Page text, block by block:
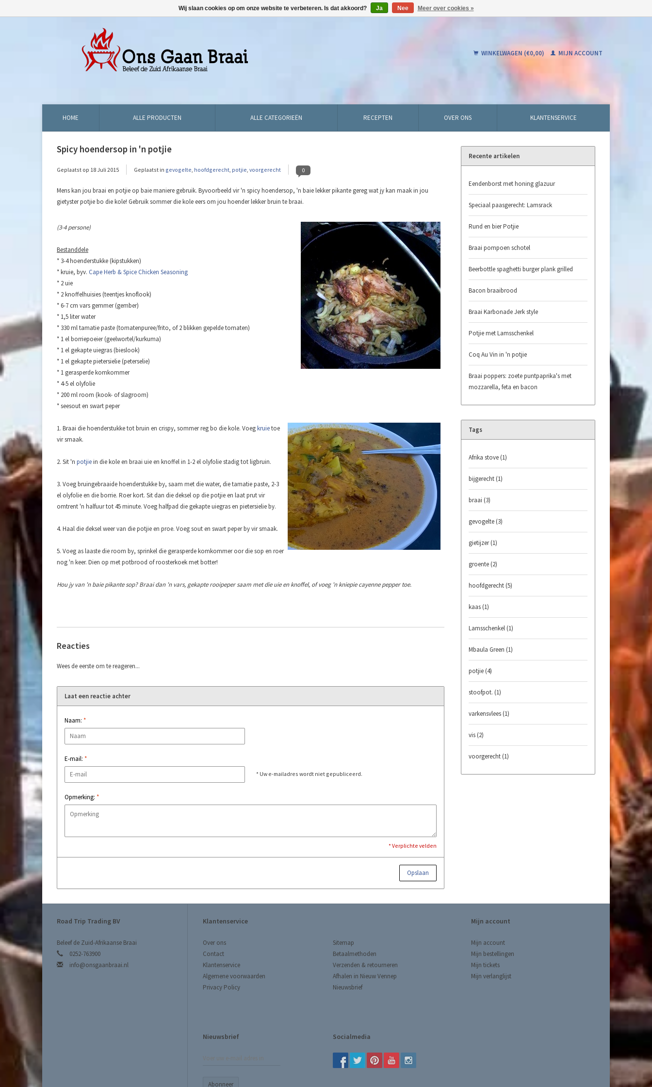
WINKELWAGEN (€0,00) MIJN ACCOUNT
HOME ALLE PRODUCTEN ALLE CATEGORIEËN RECEPTEN OVER ONS KLANTENSERVICE
Spicy hoendersop in 'n potjie
Geplaatst op 18 Juli 2015 Geplaatst in gevogelte, hoofdgerecht, potjie, voorgerecht 0
Mens kan jou braai en potjie op baie maniere gebruik. Byvoorbeeld vir 'n spicy hoendersop, 'n baie lekker pikante gereg wat jy kan maak in jou
gietyster potjie bo die kole! Gebruik sommer die kole eers om jou hoender lekker bruin te braai.
(3-4 persone)
Bestanddele
* 3-4 hoenderstukke (kipstukken)
* kruie, byv. Cape Herb & Spice Chicken Seasoning
* 2 uie
* 2 knoffelhuisies (teentjes knoflook)
* 6-7 cm vars gemmer (gember)
* 1,5 liter water
* 330 ml tamatie paste (tomatenpuree/frito, of 2 blikken gepelde tomaten)
* 1 el borriepoeier (geelwortel/kurkuma)
* 1 el gekapte uiegras (bieslook)
* 1 el gekapte pietersielie (peterselie)
* 1 gerasperde komkommer
* 4-5 el olyfolie
* 200 ml room (kook- of slagroom)
* seesout en swart peper
1. Braai die hoenderstukke tot bruin en crispy, sommer reg bo die kole. Voegkruietoe
vir smaak.
2. Sit 'n potjiein die kole en braai uie en knoffel in 1-2 el olyfolie stadig tot ligbruin.
3. Voeg bruingebraaide hoenderstukke by, saam met die water, die tamatie paste, 2-3
el olyfolie en die borrie. Roer kort. Sit dan die deksel op die potjie en laat prut vir
omtrent 'n halfuur tot 45 minute. Voeg halfpad die gekapte uiegras en pietersielie by.
4. Haal die deksel weer van die potjie en proe. Voeg sout en swart peper by vir smaak.
5. Voeg as laaste die room by, sprinkel die gerasperde komkommer oor die sop en roer
nog 'n keer. Dien op met potbrood of roosterkoek met botter!
Hou jy van 'n baie pikante sop? Braai dan 'n vars, gekapte rooipeper saam met die uie en knoffel, of voeg 'n kniepie cayenne pepper toe.
Reacties
Wees de eerste om te reageren...
Laat een reactie achter
Naam: *
E-mail: *
* Uw e-mailadres wordt niet gepubliceerd.
Opmerking: *
* Verplichte velden
Opslaan
Recente artikelen
Eendenborst met honing glazuur
Speciaal paasgerecht: Lamsrack
Rund en bier Potjie
Braai pompoen schotel
Beerbottle spaghetti burger plank grilled
Bacon braaibrood
Braai Karbonade Jerk style
Potjie met Lamsschenkel
Coq Au Vin in 'n potjie
Braai poppers: zoete puntpaprika's met
mozzarella, feta en bacon
Tags
Afrika stove (1)
bijgerecht (1)
braai (3)
gevogelte (3)
gietijzer(1)
groente (2)
hoofdgerecht (5)
kaas (1)
Lamsschenkel (1)
Mbaula Green (1)
potjie (4)
stoofpot. (1)
varkensvlees (1)
vis (2)
voorgerecht (1)
Road Trip Trading BV
Beleef de Zuid-Afrikaanse Braai
0252-763900
info@onsgaanbraai.nl
Klantenservice
Over ons
Contact
Klantenservice
Algemene voorwaarden
Privacy Policy
Sitemap
Betaalmethoden
Verzenden & retourneren
Afhalen in Nieuw Vennep
Nieuwsbrief
Mijn account
Mijn account
Mijn bestellingen
Mijn tickets
Mijn verlanglijst
Nieuwsbrief
Abonneer
Socialmedia
Wij slaan cookies op om onze website te verbeteren. Is dat akkoord? Ja Nee Meer over cookies »